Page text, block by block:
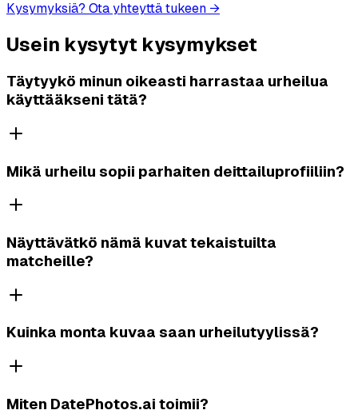
Kysymyksiä? Ota yhteyttä tukeen →
Usein kysytyt kysymykset
Täytyykö minun oikeasti harrastaa urheilua
käyttääkseni tätä?
Mikä urheilu sopii parhaiten deittailuprofiiliin?
Näyttävätkö nämä kuvat tekaistuilta
matcheille?
Kuinka monta kuvaa saan urheilutyylissä?
Miten DatePhotos.ai toimii?